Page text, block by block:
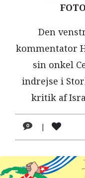
HISTORIE
TEORI
OM
Den
kommentator
sin onkel
indrejse i
kritik af
0 |